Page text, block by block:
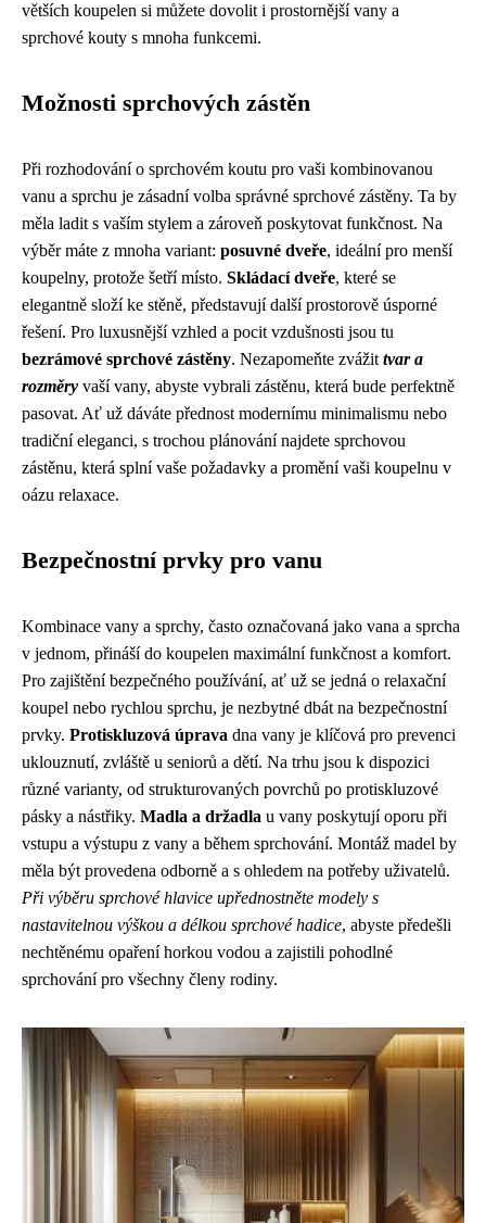
větších koupelen si můžete dovolit i prostornější vany a
sprchové kouty s mnoha funkcemi.
Možnosti sprchových zástěn
Při rozhodování o sprchovém koutu pro vaši kombinovanou
vanu a sprchu je zásadní volba správné sprchové zástěny. Ta by
měla ladit s vaším stylem a zároveň poskytovat funkčnost. Na
výběr máte z mnoha variant: posuvné dveře, ideální pro menší
koupelny, protože šetří místo. Skládací dveře, které se
elegantně složí ke stěně, představují další prostorově úsporné
řešení. Pro luxusnější vzhled a pocit vzdušnosti jsou tu
bezrámové sprchové zástěny. Nezapomeňte zvážit tvar a
rozměry vaší vany, abyste vybrali zástěnu, která bude perfektně
pasovat. Ať už dáváte přednost modernímu minimalismu nebo
tradiční eleganci, s trochou plánování najdete sprchovou
zástěnu, která splní vaše požadavky a promění vaši koupelnu v
oázu relaxace.
Bezpečnostní prvky pro vanu
Kombinace vany a sprchy, často označovaná jako vana a sprcha
v jednom, přináší do koupelen maximální funkčnost a komfort.
Pro zajištění bezpečného používání, ať už se jedná o relaxační
koupel nebo rychlou sprchu, je nezbytné dbát na bezpečnostní
prvky. Protiskluzová úprava dna vany je klíčová pro prevenci
uklouznutí, zvláště u seniorů a dětí. Na trhu jsou k dispozici
různé varianty, od strukturovaných povrchů po protiskluzové
pásky a nástřiky. Madla a držadla u vany poskytují oporu při
vstupu a výstupu z vany a během sprchování. Montáž madel by
měla být provedena odborně a s ohledem na potřeby uživatelů.
Při výběru sprchové hlavice upřednostněte modely s
nastavitelnou výškou a délkou sprchové hadice, abyste předešli
nechtěnému opaření horkou vodou a zajistili pohodlné
sprchování pro všechny členy rodiny.